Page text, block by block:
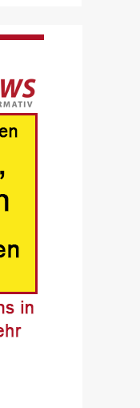
der
MAN
Unfall in